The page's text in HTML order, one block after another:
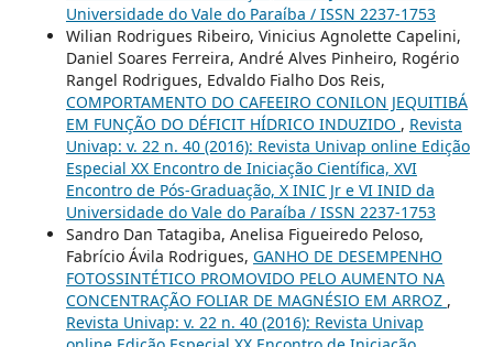
Universidade do Vale do Paraíba / ISSN 2237-1753
Wilian Rodrigues Ribeiro, Vinicius Agnolette Capelini,
Daniel Soares Ferreira, André Alves Pinheiro, Rogério
Rangel Rodrigues, Edvaldo Fialho Dos Reis,
COMPORTAMENTO DO CAFEEIRO CONILON JEQUITIBÁ
EM FUNÇÃO DO DÉFICIT HÍDRICO INDUZIDO , Revista
Univap: v. 22 n. 40 (2016): Revista Univap online Edição
Especial XX Encontro de Iniciação Científica, XVI
Encontro de Pós-Graduação, X INIC Jr e VI INID da
Universidade do Vale do Paraíba / ISSN 2237-1753
Sandro Dan Tatagiba, Anelisa Figueiredo Peloso,
Fabrício Ávila Rodrigues, GANHO DE DESEMPENHO
FOTOSSINTÉTICO PROMOVIDO PELO AUMENTO NA
CONCENTRAÇÃO FOLIAR DE MAGNÉSIO EM ARROZ ,
Revista Univap: v. 22 n. 40 (2016): Revista Univap